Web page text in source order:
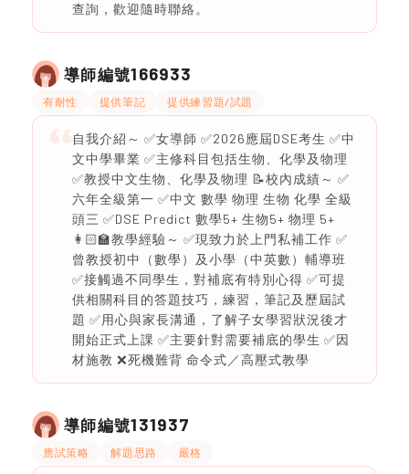
查詢，歡迎隨時聯絡。
導師編號166933
有耐性 提供筆記 提供練習題/試題
自我介紹～ ✅女導師 ✅2026應屆DSE考生 ✅中
文中學畢業 ✅主修科目包括生物、化學及物理
✅教授中文生物、化學及物理 📝校內成績～ ✅
六年全級第一 ✅中文 數學 物理 生物 化學 全級
頭三 ✅DSE Predict 數學5+ 生物5+ 物理 5+
👩🏻‍🏫教學經驗～ ✅現致力於上門私補工作 ✅
曾教授初中（數學）及小學（中英數）輔導班
✅接觸過不同學生，對補底有特別心得 ✅可提
供相關科目的答題技巧，練習，筆記及歷屆試
題 ✅用心與家長溝通，了解子女學習狀況後才
開始正式上課 ✅主要針對需要補底的學生 ✅因
材施教 ❌死機難背 命令式／高壓式教學
導師編號131937
應試策略 解題思路 嚴格